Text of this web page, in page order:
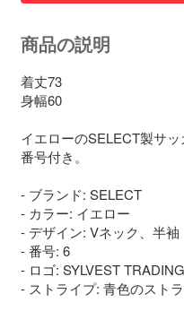
商品の説明
着丈73
身幅60
イエローのSELECT製サ
番号付き。
- ブランド: SELECT
- カラー: イエロー
- デザイン: Vネック、半袖
- 番号: 6
- ロゴ: SYLVEST TRADING
- ストライプ: 青色のスト